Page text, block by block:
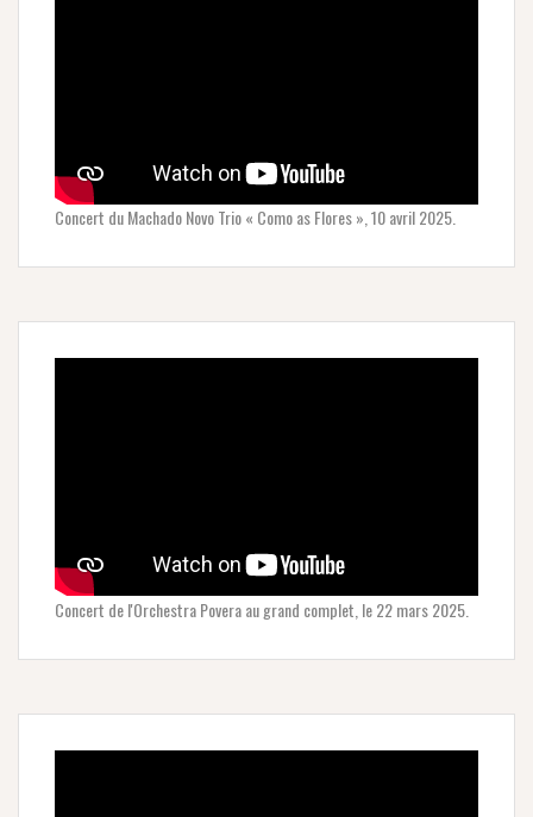
Concert du Machado Novo Trio « Como as Flores », 10 avril 2025.
Concert de l'Orchestra Povera au grand complet, le 22 mars 2025.